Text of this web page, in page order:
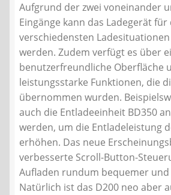
Aufgrund der zwei voneinander
Eingänge kann das Ladegerät für
verschiedensten
werden. Zudem verfügt es über
benutzerfreundliche Oberfläche
leistungsstarke Funktionen, die
übernommen wurden.
auch die Entladeeinheit BD350
werden, um die Entladeleistung
erhöhen. Das neue
verbesserte Scroll-Button-
Aufladen rundum bequemer und
Natürlich ist das D200 neo aber